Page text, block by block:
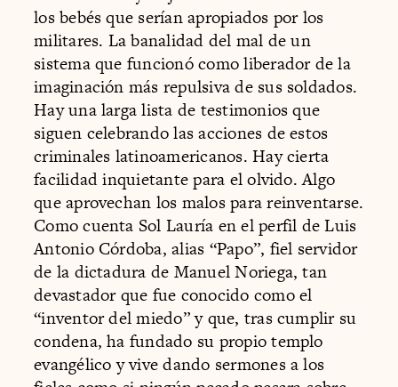
los bebés que serían apropiados por los
militares. La banalidad del mal de un
sistema que funcionó como liberador de la
imaginación más repulsiva de sus soldados.
Hay una larga lista de testimonios que
siguen celebrando las acciones de estos
criminales latinoamericanos. Hay cierta
facilidad inquietante para el olvido. Algo
que aprovechan los malos para reinventarse.
Como cuenta Sol Lauría en el perfil de Luis
Antonio Córdoba, alias “Papo”, fiel servidor
de la dictadura de Manuel Noriega, tan
devastador que fue conocido como el
“inventor del miedo” y que, tras cumplir su
condena, ha fundado su propio templo
evangélico y vive dando sermones a los